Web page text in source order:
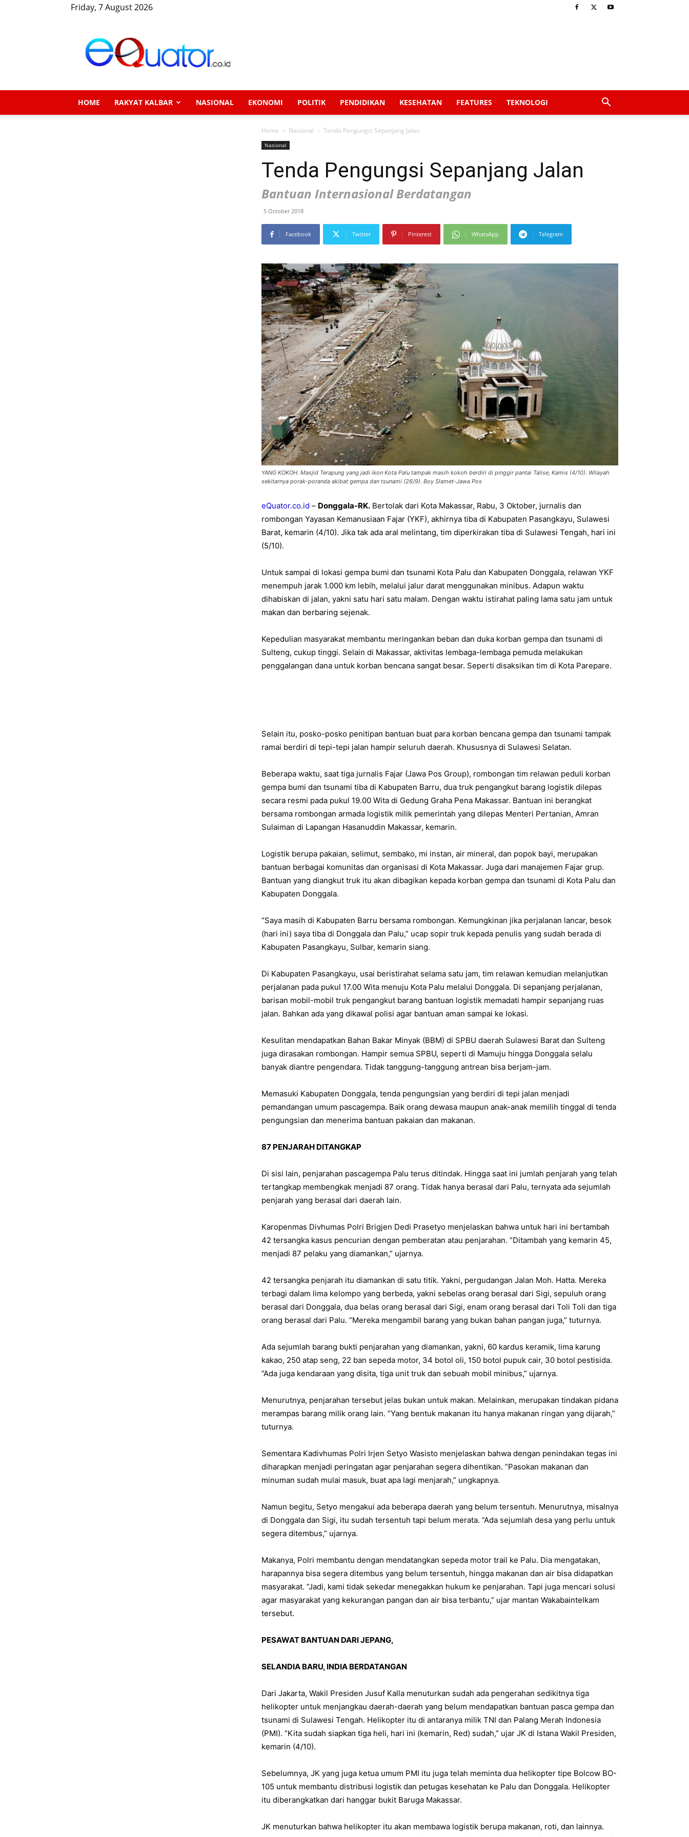
Friday, 7 August 2026
HOME RAKYAT KALBAR NASIONAL EKONOMI POLITIK PENDIDIKAN KESEHATAN FEATURES TEKNOLOGI
Home Nasional Tenda Pengungsi Sepanjang Jalan
Nasional
Tenda Pengungsi Sepanjang Jalan
Bantuan Internasional Berdatangan
5 October 2018
Facebook Twitter Pinterest WhatsApp Telegram
YANG KOKOH. Masjid Terapung yang jadi ikon Kota Palu tampak masih kokoh berdiri di pinggir pantai Talise, Kamis (4/10). Wilayah
sekitarnya porak-poranda akibat gempa dan tsunami (26/9). Boy Slamet-Jawa Pos
eQuator.co.id – Donggala-RK. Bertolak dari Kota Makassar, Rabu, 3 Oktober, jurnalis dan
rombongan Yayasan Kemanusiaan Fajar (YKF), akhirnya tiba di Kabupaten Pasangkayu, Sulawesi
Barat, kemarin (4/10). Jika tak ada aral melintang, tim diperkirakan tiba di Sulawesi Tengah, hari ini
(5/10).
Untuk sampai di lokasi gempa bumi dan tsunami Kota Palu dan Kabupaten Donggala, relawan YKF
menempuh jarak 1.000 km lebih, melalui jalur darat menggunakan minibus. Adapun waktu
dihabiskan di jalan, yakni satu hari satu malam. Dengan waktu istirahat paling lama satu jam untuk
makan dan berbaring sejenak.
Kepedulian masyarakat membantu meringankan beban dan duka korban gempa dan tsunami di
Sulteng, cukup tinggi. Selain di Makassar, aktivitas lembaga-lembaga pemuda melakukan
penggalangan dana untuk korban bencana sangat besar. Seperti disaksikan tim di Kota Parepare.
Selain itu, posko-posko penitipan bantuan buat para korban bencana gempa dan tsunami tampak
ramai berdiri di tepi-tepi jalan hampir seluruh daerah. Khususnya di Sulawesi Selatan.
Beberapa waktu, saat tiga jurnalis Fajar (Jawa Pos Group), rombongan tim relawan peduli korban
gempa bumi dan tsunami tiba di Kabupaten Barru, dua truk pengangkut barang logistik dilepas
secara resmi pada pukul 19.00 Wita di Gedung Graha Pena Makassar. Bantuan ini berangkat
bersama rombongan armada logistik milik pemerintah yang dilepas Menteri Pertanian, Amran
Sulaiman di Lapangan Hasanuddin Makassar, kemarin.
Logistik berupa pakaian, selimut, sembako, mi instan, air mineral, dan popok bayi, merupakan
bantuan berbagai komunitas dan organisasi di Kota Makassar. Juga dari manajemen Fajar grup.
Bantuan yang diangkut truk itu akan dibagikan kepada korban gempa dan tsunami di Kota Palu dan
Kabupaten Donggala.
“Saya masih di Kabupaten Barru bersama rombongan. Kemungkinan jika perjalanan lancar, besok
(hari ini) saya tiba di Donggala dan Palu,” ucap sopir truk kepada penulis yang sudah berada di
Kabupaten Pasangkayu, Sulbar, kemarin siang.
Di Kabupaten Pasangkayu, usai beristirahat selama satu jam, tim relawan kemudian melanjutkan
perjalanan pada pukul 17.00 Wita menuju Kota Palu melalui Donggala. Di sepanjang perjalanan,
barisan mobil-mobil truk pengangkut barang bantuan logistik memadati hampir sepanjang ruas
jalan. Bahkan ada yang dikawal polisi agar bantuan aman sampai ke lokasi.
Kesulitan mendapatkan Bahan Bakar Minyak (BBM) di SPBU daerah Sulawesi Barat dan Sulteng
juga dirasakan rombongan. Hampir semua SPBU, seperti di Mamuju hingga Donggala selalu
banyak diantre pengendara. Tidak tanggung-tanggung antrean bisa berjam-jam.
Memasuki Kabupaten Donggala, tenda pengungsian yang berdiri di tepi jalan menjadi
pemandangan umum pascagempa. Baik orang dewasa maupun anak-anak memilih tinggal di tenda
pengungsian dan menerima bantuan pakaian dan makanan.
87 PENJARAH DITANGKAP
Di sisi lain, penjarahan pascagempa Palu terus ditindak. Hingga saat ini jumlah penjarah yang telah
tertangkap membengkak menjadi 87 orang. Tidak hanya berasal dari Palu, ternyata ada sejumlah
penjarah yang berasal dari daerah lain.
Karopenmas Divhumas Polri Brigjen Dedi Prasetyo menjelaskan bahwa untuk hari ini bertambah
42 tersangka kasus pencurian dengan pemberatan atau penjarahan. ”Ditambah yang kemarin 45,
menjadi 87 pelaku yang diamankan,” ujarnya.
42 tersangka penjarah itu diamankan di satu titik. Yakni, pergudangan Jalan Moh. Hatta. Mereka
terbagi dalam lima kelompo yang berbeda, yakni sebelas orang berasal dari Sigi, sepuluh orang
berasal dari Donggala, dua belas orang berasal dari Sigi, enam orang berasal dari Toli Toli dan tiga
orang berasal dari Palu. ”Mereka mengambil barang yang bukan bahan pangan juga,” tuturnya.
Ada sejumlah barang bukti penjarahan yang diamankan, yakni, 60 kardus keramik, lima karung
kakao, 250 atap seng, 22 ban sepeda motor, 34 botol oli, 150 botol pupuk cair, 30 botol pestisida.
”Ada juga kendaraan yang disita, tiga unit truk dan sebuah mobil minibus,” ujarnya.
Menurutnya, penjarahan tersebut jelas bukan untuk makan. Melainkan, merupakan tindakan pidana
merampas barang milik orang lain. ”Yang bentuk makanan itu hanya makanan ringan yang dijarah,”
tuturnya.
Sementara Kadivhumas Polri Irjen Setyo Wasisto menjelaskan bahwa dengan penindakan tegas ini
diharapkan menjadi peringatan agar penjarahan segera dihentikan. ”Pasokan makanan dan
minuman sudah mulai masuk, buat apa lagi menjarah,” ungkapnya.
Namun begitu, Setyo mengakui ada beberapa daerah yang belum tersentuh. Menurutnya, misalnya
di Donggala dan Sigi, itu sudah tersentuh tapi belum merata. ”Ada sejumlah desa yang perlu untuk
segera ditembus,” ujarnya.
Makanya, Polri membantu dengan mendatangkan sepeda motor trail ke Palu. Dia mengatakan,
harapannya bisa segera ditembus yang belum tersentuh, hingga makanan dan air bisa didapatkan
masyarakat. ”Jadi, kami tidak sekedar menegakkan hukum ke penjarahan. Tapi juga mencari solusi
agar masyarakat yang kekurangan pangan dan air bisa terbantu,” ujar mantan Wakabaintelkam
tersebut.
PESAWAT BANTUAN DARI JEPANG,
SELANDIA BARU, INDIA BERDATANGAN
Dari Jakarta, Wakil Presiden Jusuf Kalla menuturkan sudah ada pengerahan sedikitnya tiga
helikopter untuk menjangkau daerah-daerah yang belum mendapatkan bantuan pasca gempa dan
tsunami di Sulawesi Tengah. Helikopter itu di antaranya milik TNI dan Palang Merah Indonesia
(PMI). ”Kita sudah siapkan tiga heli, hari ini (kemarin, Red) sudah,” ujar JK di Istana Wakil Presiden,
kemarin (4/10).
Sebelumnya, JK yang juga ketua umum PMI itu juga telah meminta dua helikopter tipe Bolcow BO-
105 untuk membantu distribusi logistik dan petugas kesehatan ke Palu dan Donggala. Helikopter
itu diberangkatkan dari hanggar bukit Baruga Makassar.
JK menuturkan bahwa helikopter itu akan membawa logistik berupa makanan, roti, dan lainnya.